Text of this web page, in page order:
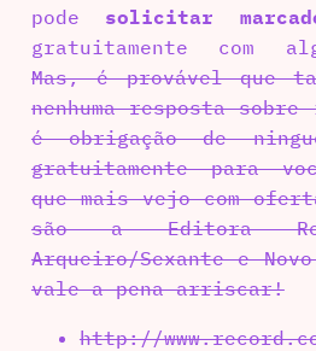
pode solicitar
gratuitamente com
Mas, é provável que
nenhuma resposta
é obrigação de
gratuitamente para
que mais vejo com
são a Editora
Arqueiro/Sexante e
vale a pena arriscar!
http://